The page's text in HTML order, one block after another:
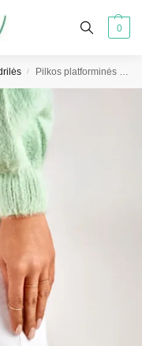
0
/ Pilkos platforminės espadrilės